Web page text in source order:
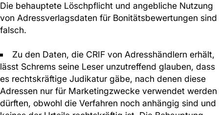
Die behauptete Löschpflicht und angebliche Nutzung
von Adressverlagsdaten für Bonitätsbewertungen sind
falsch.
Zu den Daten, die CRIF von Adresshändlern erhält,
lässt Schrems seine Leser unzutreffend glauben, dass
es rechtskräftige Judikatur gäbe, nach denen diese
Adressen nur für Marketingzwecke verwendet werden
dürften, obwohl die Verfahren noch anhängig sind und